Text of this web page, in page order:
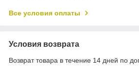
Все условия оплаты
Условия возврата
Возврат товара в течение 14 дней по